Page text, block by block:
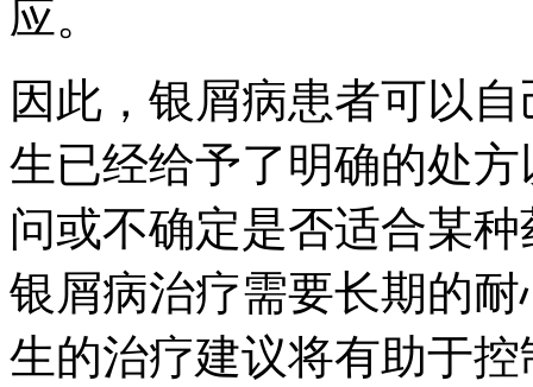
应。
因此，银屑病患者可以
生已经给予了明确的处
问或不确定是否适合某
银屑病治疗需要长期的
生的治疗建议将有助于